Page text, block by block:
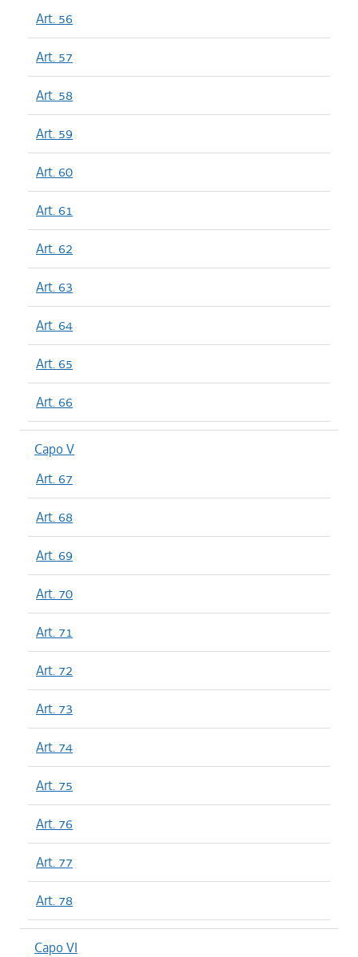
Art. 56
Art. 57
Art. 58
Art. 59
Art. 60
Art. 61
Art. 62
Art. 63
Art. 64
Art. 65
Art. 66
Capo V
Art. 67
Art. 68
Art. 69
Art. 70
Art. 71
Art. 72
Art. 73
Art. 74
Art. 75
Art. 76
Art. 77
Art. 78
Capo VI